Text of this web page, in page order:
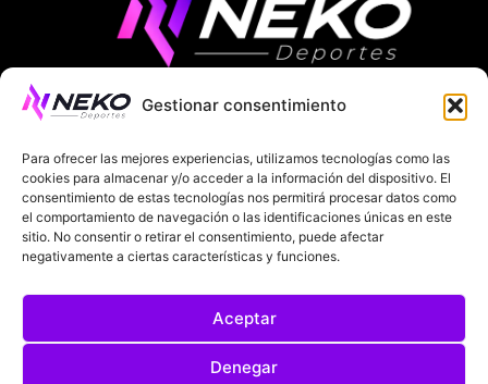
Gestionar consentimiento
Para ofrecer las mejores experiencias, utilizamos tecnologías como las
cookies para almacenar y/o acceder a la información del dispositivo. El
consentimiento de estas tecnologías nos permitirá procesar datos como
el comportamiento de navegación o las identificaciones únicas en este
sitio. No consentir o retirar el consentimiento, puede afectar
negativamente a ciertas características y funciones.
Aceptar
Denegar
ÚLTIMAS NOTICIAS COMPETICIONES EUROPEAS
LA LIGA MUNDIAL 2026 FÚTBOL INTERNACIONAL
SOBRE NOSOTROS
POLÍTICA DE PRIVACIDAD
POLÍTICA DE COOKIES